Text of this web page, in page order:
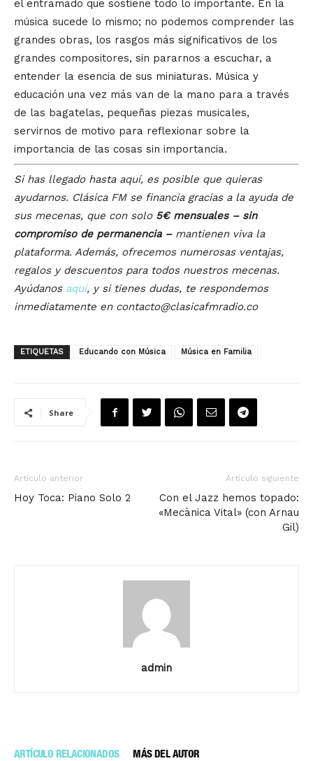
el entramado que sostiene todo lo importante. En la
música sucede lo mismo; no podemos comprender las
grandes obras, los rasgos más significativos de los
grandes compositores, sin pararnos a escuchar, a
entender la esencia de sus miniaturas. Música y
educación una vez más van de la mano para a través
de las bagatelas, pequeñas piezas musicales,
servirnos de motivo para reflexionar sobre la
importancia de las cosas sin importancia.
Si has llegado hasta aquí, es posible que quieras
ayudarnos. Clásica FM se financia gracias a la ayuda de
sus mecenas, que con solo 5€ mensuales – sin
compromiso de permanencia – mantienen viva la
plataforma. Además, ofrecemos numerosas ventajas,
regalos y descuentos para todos nuestros mecenas.
Ayúdanos aquí, y si tienes dudas, te respondemos
inmediatamente en contacto@clasicafmradio.co
ETIQUETAS Educando con Música Música en Familia
Share
Artículo anterior
Hoy Toca: Piano Solo 2
Artículo siguiente
Con el Jazz hemos topado:
«Mecànica Vital» (con Arnau
Gil)
admin
ARTÍCULO RELACIONADOS MÁS DEL AUTOR